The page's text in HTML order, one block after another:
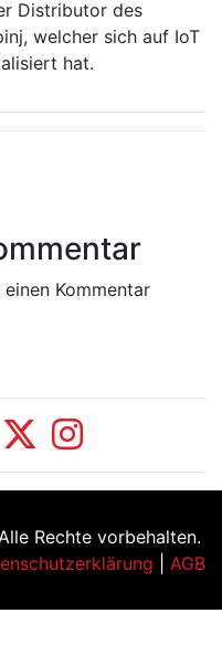
Distributor des
welcher sich auf IoT
hat.
einen Kommentar
Rechte vorbehalten.
AGB